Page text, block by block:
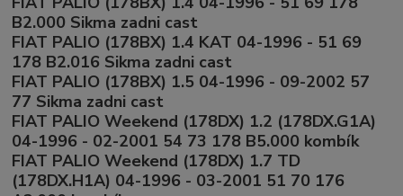
B2.000 Sikma zadni cast
FIAT PALIO (178BX) 1.4 KAT 04-1996 - 51 69
178 B2.016 Sikma zadni cast
FIAT PALIO (178BX) 1.5 04-1996 - 09-2002 57
77 Sikma zadni cast
FIAT PALIO Weekend (178DX) 1.2 (178DX.G1A)
04-1996 - 02-2001 54 73 178 B5.000 kombík
FIAT PALIO Weekend (178DX) 1.7 TD
(178DX.H1A) 04-1996 - 03-2001 51 70 176